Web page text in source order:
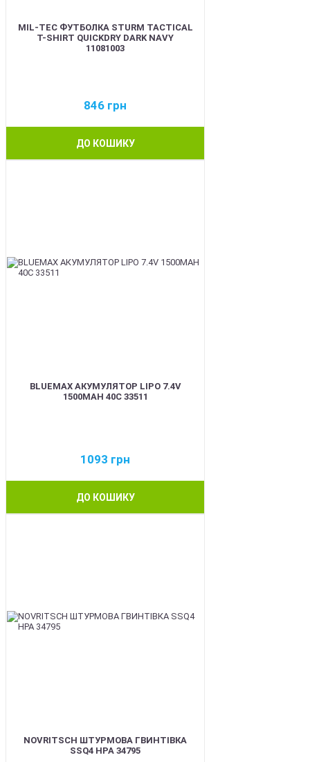
MIL-TEC ФУТБОЛКА STURM TACTICAL
T-SHIRT QUICKDRY DARK NAVY
11081003
846 грн
ДО КОШИКУ
BLUEMAX АКУМУЛЯТОР LIPO 7.4V
1500MAH 40C 33511
1093 грн
ДО КОШИКУ
NOVRITSCH ШТУРМОВА ГВИНТІВКА
SSQ4 HPA 34795